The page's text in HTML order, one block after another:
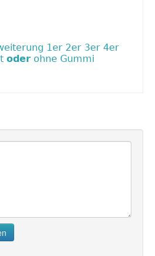
1er 2er 3er 4er
oder ohne Gummi